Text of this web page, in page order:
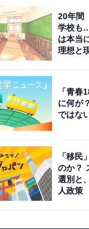
20年間
学校も
は本当
理想と
「青春
に何が
ではな
「移民
のか？
選別と
人政策